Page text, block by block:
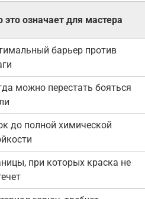
это означает для мастера
барьер против
можно перестать бояться
до полной химической
при которых краска не